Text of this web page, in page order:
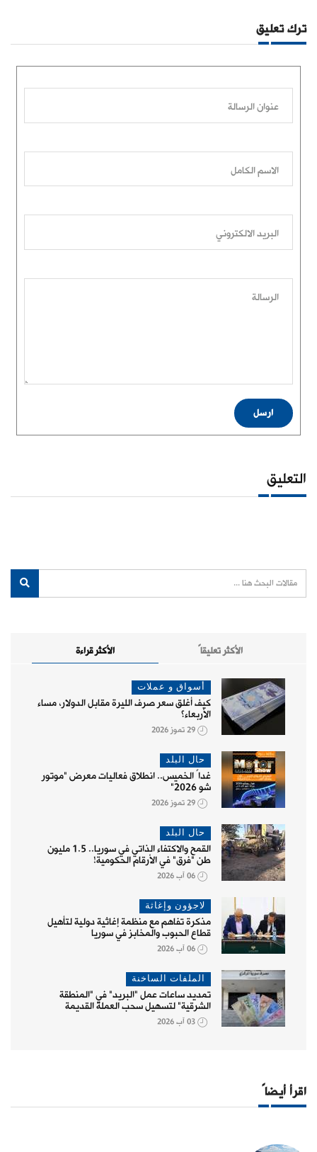
ترك تعليق
عنوان الرسالة
الاسم الكامل
البريد الالكتروني
الرسالة
ارسل
التعليق
الأكثر قراءة الأكثر تعليقاً
أسواق و عملات
كيف أغلق سعر صرف الليرة مقابل الدولار، مساء
الأربعاء؟
29 تموز 2026
حال البلد
غداً الخميس.. انطلاق فعاليات معرض "موتور
شو 2026"
29 تموز 2026
حال البلد
القمح والاكتفاء الذاتي في سوريا.. 1.5 مليون
طن "فرق" في الأرقام الحكومية!
06 آب 2026
لاجؤون وإغاثة
مذكرة تفاهم مع منظمة إغاثية دولية لتأهيل
قطاع الحبوب والمخابز في سوريا
06 آب 2026
الملفات الساخنة
تمديد ساعات عمل "البريد" في "المنطقة
الشرقية" لتسهيل سحب العملة القديمة
03 آب 2026
اقرأ أيضاً